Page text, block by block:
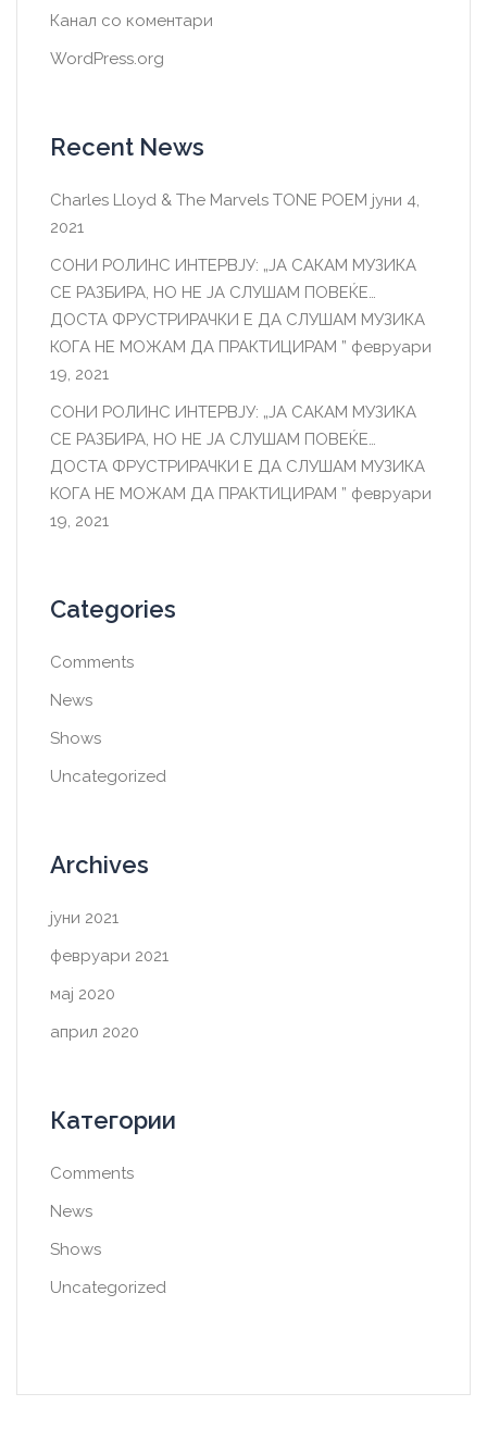
Канал со коментари
WordPress.org
Recent News
Charles Lloyd & The Marvels TONE POEM јуни 4,
2021
СОНИ РОЛИНС ИНТЕРВЈУ: „ЈА САКАМ МУЗИКА
СЕ РАЗБИРА, НО НЕ ЈА СЛУШАМ ПОВЕЌЕ…
ДОСТА ФРУСТРИРАЧКИ Е ДА СЛУШАМ МУЗИКА
КОГА НЕ МОЖАМ ДА ПРАКТИЦИРАМ ” февруари
19, 2021
СОНИ РОЛИНС ИНТЕРВЈУ: „ЈА САКАМ МУЗИКА
СЕ РАЗБИРА, НО НЕ ЈА СЛУШАМ ПОВЕЌЕ…
ДОСТА ФРУСТРИРАЧКИ Е ДА СЛУШАМ МУЗИКА
КОГА НЕ МОЖАМ ДА ПРАКТИЦИРАМ ” февруари
19, 2021
Categories
Comments
News
Shows
Uncategorized
Archives
јуни 2021
февруари 2021
мај 2020
април 2020
Категории
Comments
News
Shows
Uncategorized